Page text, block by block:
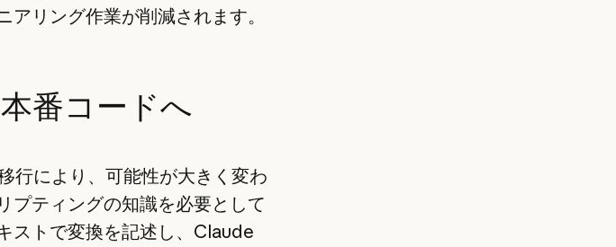
リング作業が削減されます。
番コードへ
行により、可能性が大きく変わ
プティングの知識を必要として
ストで変換を記述し、Claude